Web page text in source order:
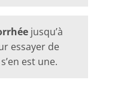
jusqu’à
essayer de
est une.